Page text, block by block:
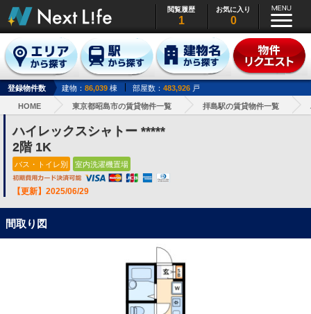
閲覧履歴
1
お気に入り
0
登録物件数 建物： 86,039 棟 部屋数： 483,926 戸
HOME 東京都昭島市の賃貸物件一覧 拝島駅の賃貸物件一覧
ハイレックスシャトー *****
2階 1K
バス・トイレ別 室内洗濯機置場
【更新】2025/06/29
間取り図